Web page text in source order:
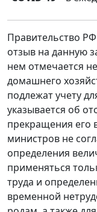
Правительство
отзыв на данную
нем отмечается
домашнего
подлежат учету
указывается об
прекращения его
министров не
определения
применяться
труда и
временной